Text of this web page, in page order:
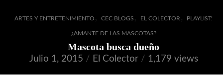
ARTES Y ENTRETENIMIENTO ,CEC BLOGS EL COLECTOR PLAYLIST:
¿AMANTE DE LAS MASCOTAS?
Mascota busca dueño
Julio 1, 2015 El Colector 1,179 views